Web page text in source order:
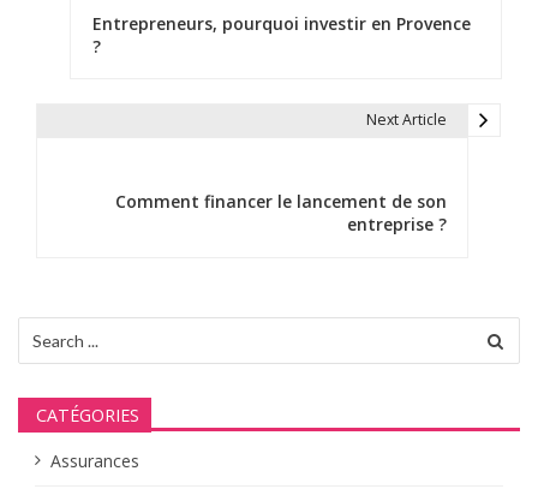
o
n
d
e
Entrepreneurs, pourquoi investir en Provence
?
Next Article
Comment financer le lancement de son
entreprise ?
for:
CATÉGORIES
Assurances